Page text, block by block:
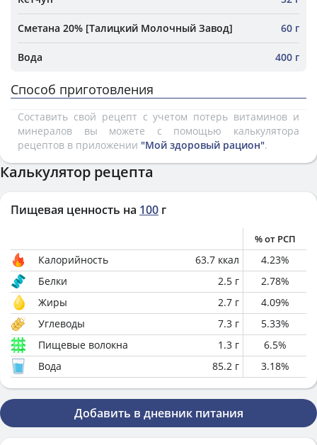
Сметана 20% [Талицкий Молочный Завод] 60 г
Вода 400 г
Способ приготовления
Составить свой рецепт с учетом потерь витаминов и
минералов вы можете с помощью калькулятора
рецептов в приложении "Мой здоровый рацион".
Калькулятор рецепта
Пищевая ценность на 100 г
% от РСП
Калорийность 63.7 ккал 4.23%
Белки
2.5 г 2.78%
Жиры
2.7 г 4.09%
Углеводы
7.3 г 5.33%
Пищевые волокна
1.3 г 6.5%
Вода
85.2 г 3.18%
Добавить в дневник питания